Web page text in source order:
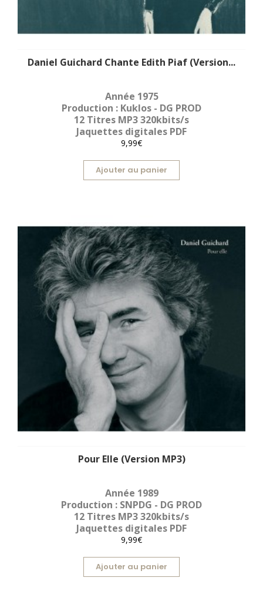
Daniel Guichard Chante Edith Piaf (Version...
Année 1975
Production : Kuklos - DG PROD
12 Titres MP3 320kbits/s
Jaquettes digitales PDF
9,99€
Ajouter au panier
Pour Elle (Version MP3)
Année 1989
Production : SNPDG - DG PROD
12 Titres MP3 320kbits/s
Jaquettes digitales PDF
9,99€
Ajouter au panier